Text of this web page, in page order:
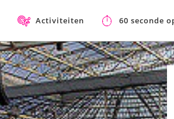
Activiteiten 60 seconde